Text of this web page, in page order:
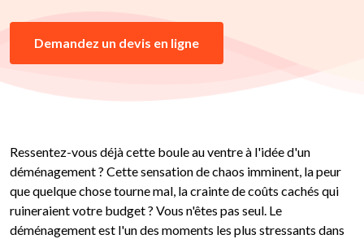
Demandez un devis en ligne
Ressentez-vous déjà cette boule au ventre à l'idée d'un
déménagement ? Cette sensation de chaos imminent, la peur
que quelque chose tourne mal, la crainte de coûts cachés qui
ruineraient votre budget ? Vous n'êtes pas seul. Le
déménagement est l'un des moments les plus stressants dans